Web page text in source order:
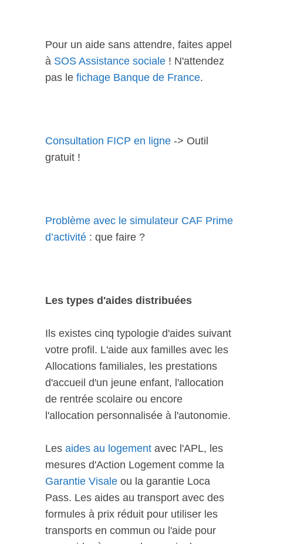
Pour un aide sans attendre, faites appel
à SOS Assistance sociale ! N'attendez
pas le fichage Banque de France.
Consultation FICP en ligne -> Outil
gratuit !
Problème avec le simulateur CAF Prime
d’activité : que faire ?
Les types d'aides distribuées
Ils existes cinq typologie d'aides suivant
votre profil. L'aide aux familles avec les
Allocations familiales, les prestations
d'accueil d'un jeune enfant, l'allocation
de rentrée scolaire ou encore
l'allocation personnalisée à l'autonomie.
Les aides au logement avec l'APL, les
mesures d'Action Logement comme la
Garantie Visale ou la garantie Loca
Pass. Les aides au transport avec des
formules à prix réduit pour utiliser les
transports en commun ou l'aide pour